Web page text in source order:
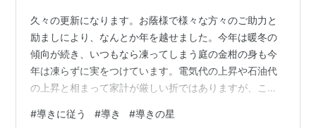
久々の更新になります。お蔭様で様々な方々のご助力と
励ましにより、なんとか年を越せました。今年は暖冬の
傾向が続き、いつもなら凍ってしまう庭の金柑の身も今
年は凍らずに実をつけています。電気代の上昇や石油代
の上昇と相まって家計が厳しい折ではありますが、この
火を点すような生活に突入しましたが、それでも娘の自
#導きに従う #導き #導きの星